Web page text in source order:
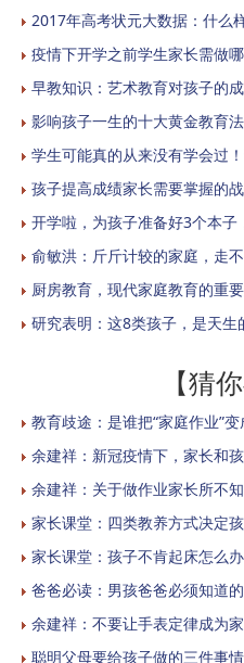
2017年高考状元大数据：什么
疫情下开学之前学生家长需做
早教知识：艺术教育对孩子的
影响孩子一生的十大黄金教育
学生可能真的从来没有学会过
孩子提高成绩家长需要掌握的
开学啦，为孩子准备好3个本子
俞敏洪：斤斤计较的家庭，走
厨房教育，现代家庭教育的重
研究表明：这8类孩子，是天生
【猜
教育歧途：是谁把“家庭作业”
余建祥：新冠疫情下，家长和
余建祥：关于做作业家长所不
家长课堂：四类教养方式决定
家长课堂：孩子不肯起床怎么
爸爸必读：男孩爸爸必须知道
余建祥：不要让手表定律成为
聪明父母要给孩子做的三件事情